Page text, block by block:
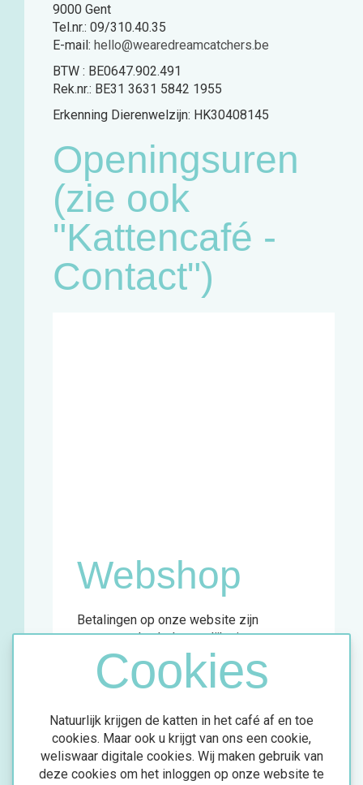
Cookies
Natuurlijk krijgen de katten in het café af en toe
cookies. Maar ook u krijgt van ons een cookie,
weliswaar digitale cookies. Wij maken gebruik van
deze cookies om het inloggen op onze website te
9000 Gent
Tel.nr.: 09/310.40.35
E-mail: hello@wearedreamcatchers.be
BTW : BE0647.902.491
Rek.nr.: BE31 3631 5842 1955
Erkenning Dierenwelzijn: HK30408145
Openingsuren
(zie ook
"Kattencafé -
Contact")
Webshop
Betalingen op onze website zijn
momenteel enkel mogelijk via
overschrijving.
Meer info vind je in de bevestigingsmail
van jouw aankoop.